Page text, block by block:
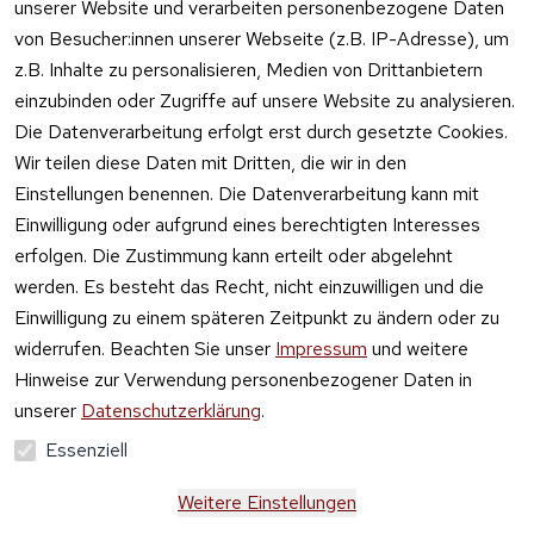
unserer Website und verarbeiten personenbezogene Daten
von Besucher:innen unserer Webseite (z.B. IP-Adresse), um
z.B. Inhalte zu personalisieren, Medien von Drittanbietern
einzubinden oder Zugriffe auf unsere Website zu analysieren.
Die Datenverarbeitung erfolgt erst durch gesetzte Cookies.
Wir teilen diese Daten mit Dritten, die wir in den
Einstellungen benennen. Die Datenverarbeitung kann mit
Einwilligung oder aufgrund eines berechtigten Interesses
erfolgen. Die Zustimmung kann erteilt oder abgelehnt
werden. Es besteht das Recht, nicht einzuwilligen und die
Einwilligung zu einem späteren Zeitpunkt zu ändern oder zu
widerrufen. Beachten Sie unser Impressum und weitere
Hinweise zur Verwendung personenbezogener Daten in
unserer Datenschutzerklärung.
Essenziell
Weitere Einstellungen
Vertrag
widerrufen